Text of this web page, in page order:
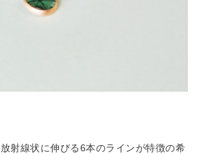
射線状に伸びる6本のラインが特徴の希